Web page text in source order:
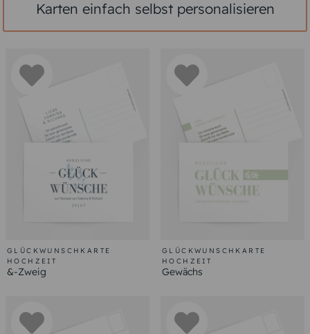
Karten einfach selbst personalisieren
GLÜCKWUNSCHKARTE
HOCHZEIT
&-Zweig
GLÜCKWUNSCHKARTE
HOCHZEIT
Gewächs